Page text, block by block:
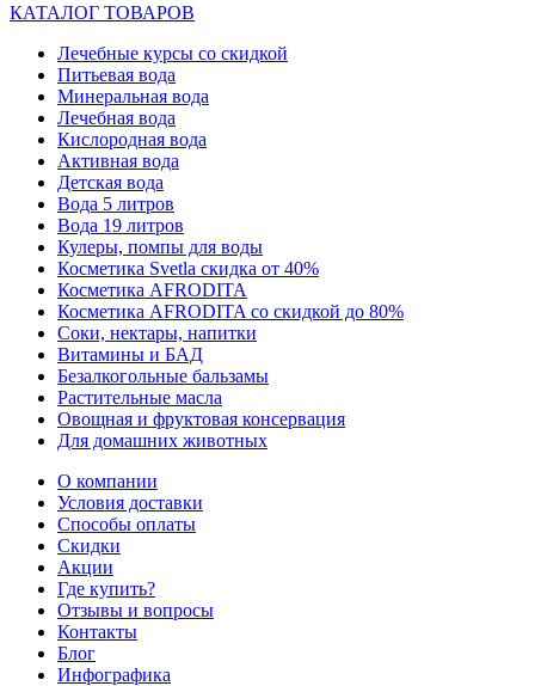
КАТАЛОГ ТОВАРОВ
Лечебные курсы со скидкой
Питьевая вода
Минеральная вода
Лечебная вода
Кислородная вода
Активная вода
Детская вода
Вода 5 литров
Вода 19 литров
Кулеры, помпы для воды
Косметика Svetla скидка от 40%
Косметика AFRODITA
Косметика AFRODITA со скидкой до 80%
Соки, нектары, напитки
Витамины и БАД
Безалкогольные бальзамы
Растительные масла
Овощная и фруктовая консервация
Для домашних животных
О компании
Условия доставки
Способы оплаты
Скидки
Акции
Где купить?
Отзывы и вопросы
Контакты
Блог
Инфографика